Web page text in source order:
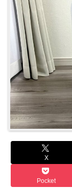
X
Pocket